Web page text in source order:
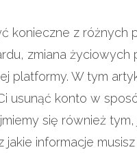
konieczne z różnych
zmiana życiowych
platformy. W tym
usunąć konto w
się również tym,
jakie informacje